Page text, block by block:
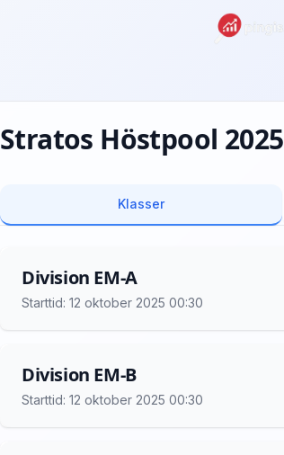
Stratos Höstpool 2025
Klasser
Division EM-A
Starttid: 12 oktober 2025 00:30
Division EM-B
Starttid: 12 oktober 2025 00:30